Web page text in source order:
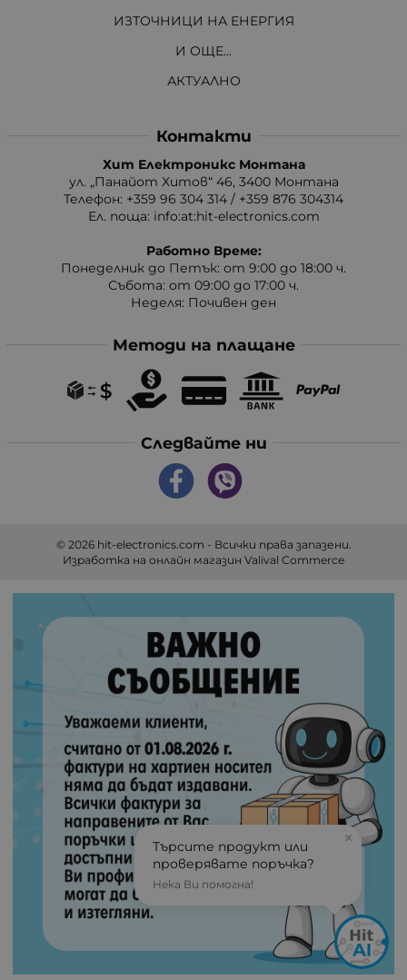
ИЗТОЧНИЦИ НА ЕНЕРГИЯ
И ОЩЕ...
АКТУАЛНО
Контакти
Хит Електроникс Монтана
ул. „Панайот Хитов“ 46, 3400 Монтана
Телефон: +359 96 304 314 / +359 876 304314
Ел. поща: info:at:hit-electronics.com
Работно Време:
Понеделник до Петък: от 9:00 до 18:00 ч.
Събота: от 09:00 до 17:00 ч.
Неделя: Почивен ден
Методи на плащане
Следвайте ни
© 2026 hit-electronics.com - Всички права запазени.
Изработка на онлайн магазин Valival Commerce
×
Търсите продукт или
проверявате поръчка?
Нека Ви помогна!